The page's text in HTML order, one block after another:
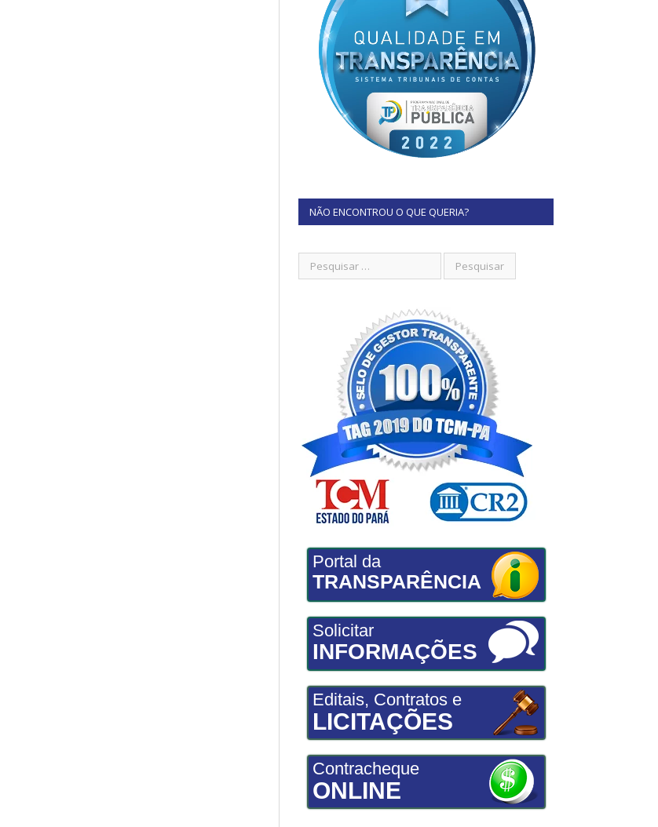
NÃO ENCONTROU O QUE QUERIA?
Portal da
TRANSPARÊNCIA
Solicitar
INFORMAÇÕES
Editais, Contratos e
LICITAÇÕES
Contracheque
ONLINE